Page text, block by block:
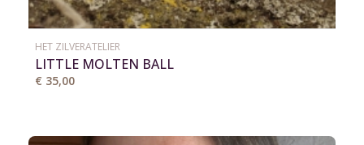
HET ZILVERATELIER
LITTLE MOLTEN BALL
€ 35,00